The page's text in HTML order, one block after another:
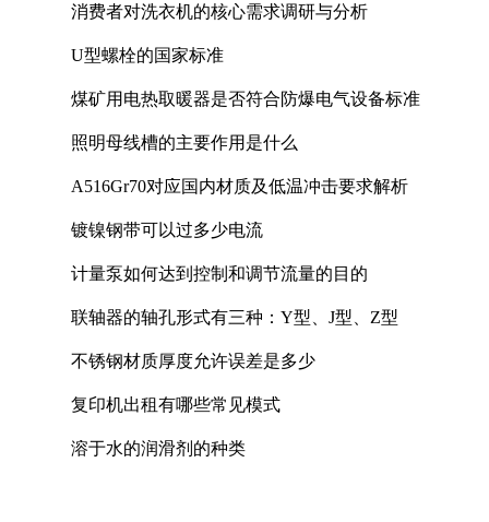
消费者对洗衣机的核心需求调研与分析
U型螺栓的国家标准
煤矿用电热取暖器是否符合防爆电气设备标准
照明母线槽的主要作用是什么
A516Gr70对应国内材质及低温冲击要求解析
镀镍钢带可以过多少电流
计量泵如何达到控制和调节流量的目的
联轴器的轴孔形式有三种：Y型、J型、Z型
不锈钢材质厚度允许误差是多少
复印机出租有哪些常见模式
溶于水的润滑剂的种类